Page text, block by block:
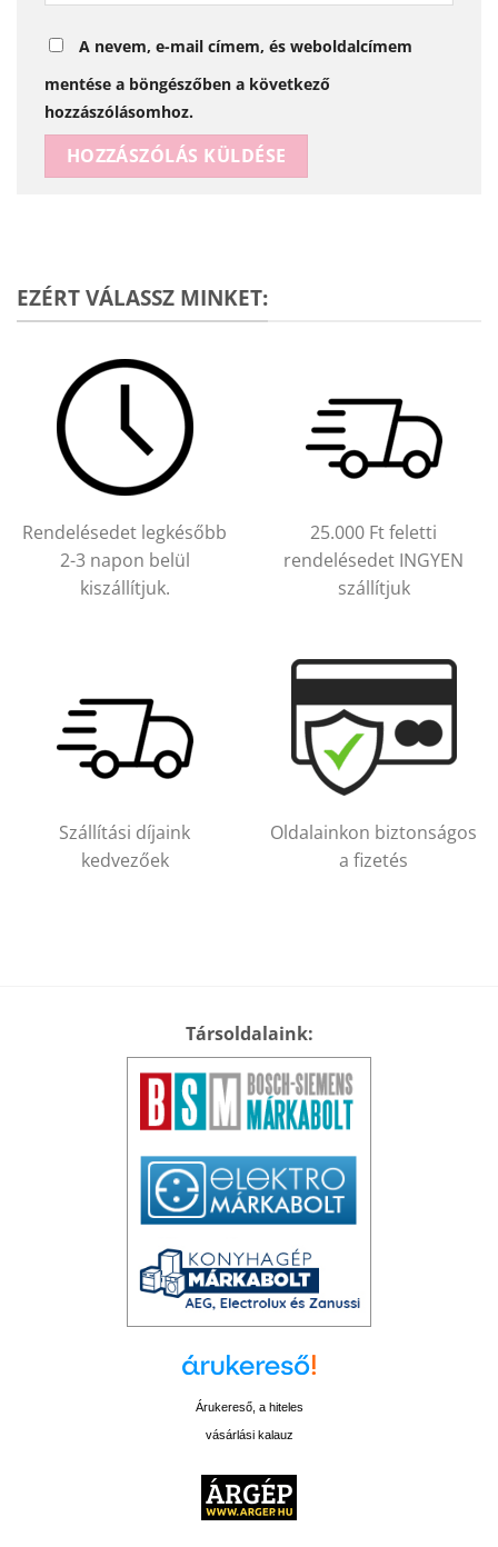
A nevem, e-mail címem, és weboldalcímem
mentése a böngészőben a következő
hozzászólásomhoz.
EZÉRT VÁLASSZ MINKET:
Rendelésedet legkésőbb
2-3 napon belül
kiszállítjuk.
25.000 Ft feletti
rendelésedet INGYEN
szállítjuk
Szállítási díjaink
kedvezőek
Oldalainkon biztonságos
a fizetés
Társoldalaink:
Árukereső, a hiteles
vásárlási kalauz